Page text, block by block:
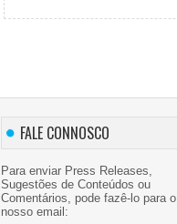
FALE CONNOSCO
Para enviar Press Releases,
Sugestões de Conteúdos ou
Comentários, pode fazê-lo para o
nosso email: